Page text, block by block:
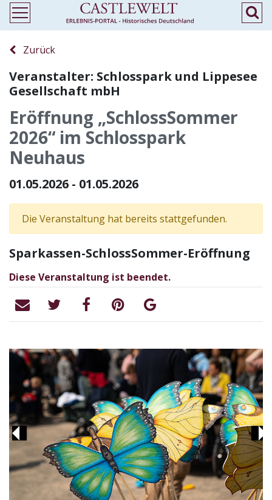
Zurück
Veranstalter: Schlosspark und Lippesee
Gesellschaft mbH
Eröffnung „SchlossSommer
2026“ im Schlosspark
Neuhaus
01.05.2026 - 01.05.2026
Die Veranstaltung hat bereits stattgefunden.
Sparkassen-SchlossSommer-Eröffnung
Diese Veranstaltung ist beendet.
Previous